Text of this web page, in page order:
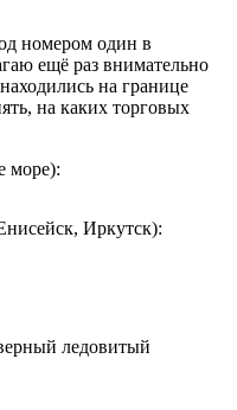
номером один в
ещё раз внимательно
на границе
на каких торговых
море):
Иркутск):
ледовитый